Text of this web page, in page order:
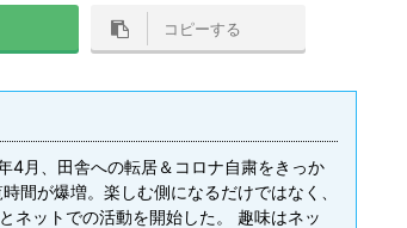
コピーする
、田舎への転居＆コロナ自粛をきっか
間が爆増。楽しむ側になるだけではなく、
ネットでの活動を開始した。 趣味はネッ